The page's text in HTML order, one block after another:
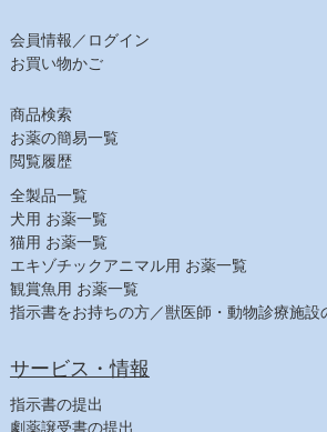
【日用品】
注射針・シリンジ
ヘアケア
スキンケア
耳ケア
デンタルケア
その他フード
ビタミン・鉄
消毒
会員情報／ログイン
お買い物かご
商品検索
お薬の簡易一覧
閲覧履歴
全製品一覧
犬用 お薬一覧
猫用 お薬一覧
エキゾチックアニマル用 お薬一覧
観賞魚用 お薬一覧
指示書をお持ちの方／獣医師・動物診療施設
サービス・情報
指示書の提出
劇薬譲受書の提出